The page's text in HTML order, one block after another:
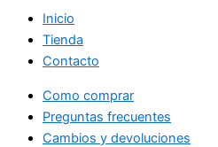
Inicio
Tienda
Contacto
Como comprar
Preguntas frecuentes
Cambios y devoluciones